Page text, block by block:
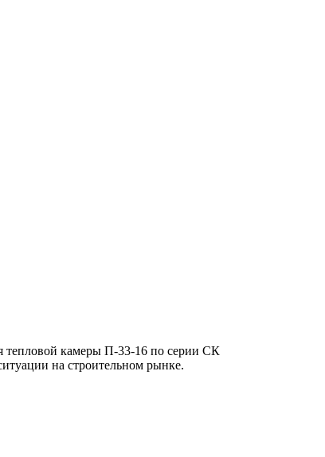
тепловой камеры П-33-16 по серии СК
на строительном рынке.